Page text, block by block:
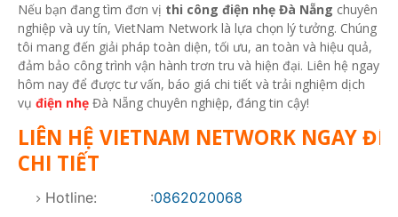
Nếu bạn đang tìm đơn vị thi công điện nhẹ Đà Nẵng chuyên
nghiệp và uy tín, VietNam Network là lựa chọn lý tưởng. Chúng
tôi mang đến giải pháp toàn diện, tối ưu, an toàn và hiệu quả,
đảm bảo công trình vận hành trơn tru và hiện đại. Liên hệ ngay
hôm nay để được tư vấn, báo giá chi tiết và trải nghiệm dịch
vụ điện nhẹ Đà Nẵng chuyên nghiệp, đáng tin cậy!
LIÊN HỆ VIETNAM NETWORK NGAY
CHI TIẾT
Hotline: :0862020068